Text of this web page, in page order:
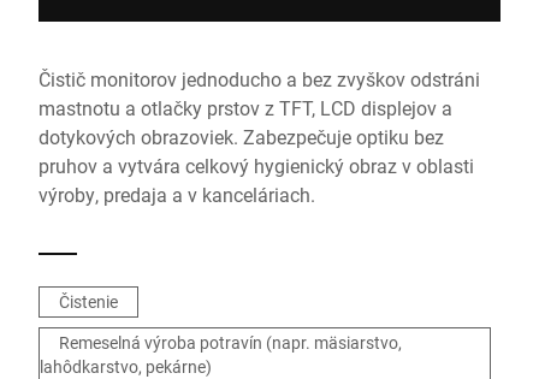
Čistič monitorov jednoducho a bez zvyškov odstráni
mastnotu a otlačky prstov z TFT, LCD displejov a
dotykových obrazoviek. Zabezpečuje optiku bez
pruhov a vytvára celkový hygienický obraz v oblasti
výroby, predaja a v kanceláriach.
Čistenie
Remeselná výroba potravín (napr. mäsiarstvo,
lahôdkarstvo, pekárne)